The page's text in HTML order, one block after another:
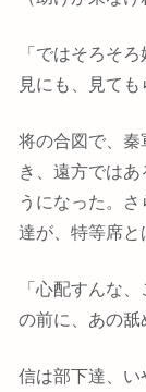
「ではそろそ
見にも、見ても
将の合図で、
き、遠方では
うになった。
達が、特等席と
「心配すんな
の前に、あの舐
信は部下達、